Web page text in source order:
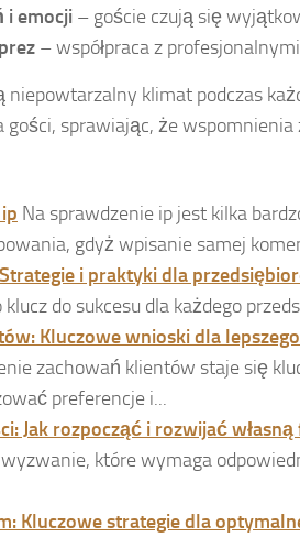
i emocji – goście czują się
– współpraca z
niepowtarzalny klimat podczas
sprawiając, że wspomnienia
Na sprawdzenie ip jest kilka
gdyż wpisanie samej
i praktyki dla
do sukcesu dla każdego
Kluczowe wnioski dla
zachowań klientów staje się
preferencje i...
Jak rozpocząć i rozwijać
które wymaga
Kluczowe strategie dla